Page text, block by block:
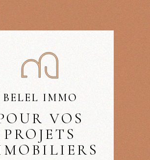
BELEL IMMO
VOS
PROJETS